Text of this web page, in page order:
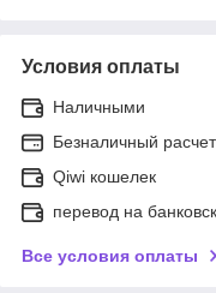
Условия оплаты
Наличными
Безналичный расчет
Qiwi кошелек
перевод на
Все условия оплаты